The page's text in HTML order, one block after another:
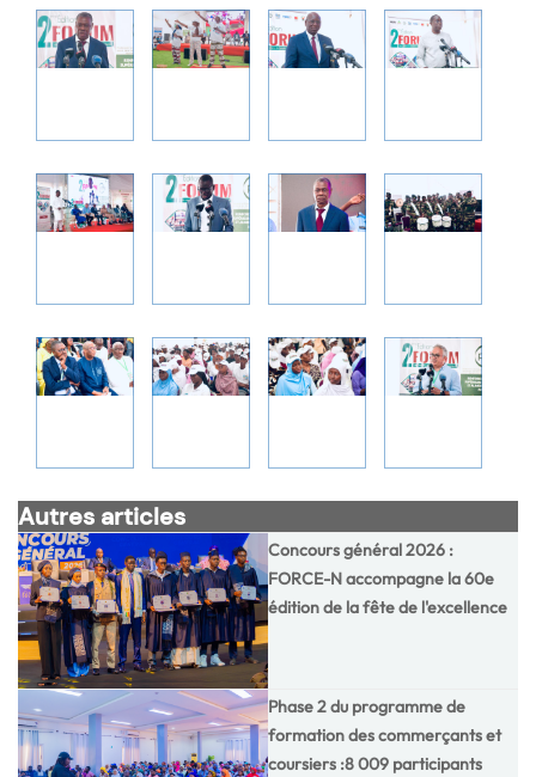
Autres articles
Concours général 2026 :
FORCE-N accompagne la 60e
édition de la fête de l'excellence
Phase 2 du programme de
formation des commerçants et
coursiers :8 009 participants